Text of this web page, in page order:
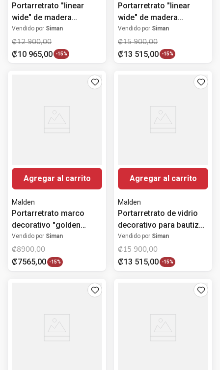
Portarretrato "linear
wide" de madera
12.7x17.8 cm
Vendido por Siman
₡12 900,00
₡10 965,00 -15%
Portarretrato "linear
wide" de madera
20.3x25.4 cm
Vendido por Siman
₡15 900,00
₡13 515,00 -15%
Agregar al carrito
Malden
Portarretrato marco
decorativo "golden
facet" de plástico
12.7x17.8 cm
Vendido por Siman
₡8900,00
₡7565,00 -15%
Agregar al carrito
Malden
Portarretrato de vidrio
decorativo para bautizo
10.2x15.2 cm
Vendido por Siman
₡15 900,00
₡13 515,00 -15%